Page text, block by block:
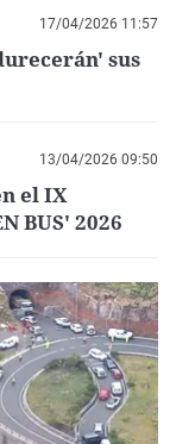
17/04/2026 11:57
sus
13/04/2026 09:50
el IX
BUS' 2026